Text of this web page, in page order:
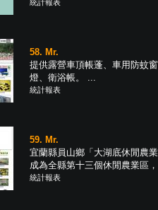
統計報表
58. Mr.
提供露營車頂帳蓬、車用防蚊
燈、衛浴帳。 ...
統計報表
59. Mr.
宜蘭縣員山鄉「大湖底休閒農
成為全縣第十三個休閒農業區
統計報表